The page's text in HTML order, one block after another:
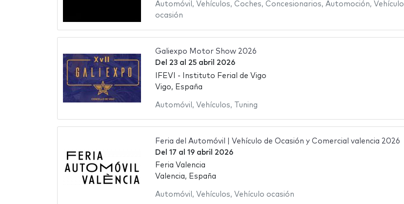
Automóvil , Vehículos, Coches, Concesionarios, Automoción, Vehículo
ocasión
Galiexpo Motor Show 2026
Del 23al 25 abril 2026
IFEVI - Instituto Ferial de Vigo
Vigo, España
Automóvil , Vehículos, Tuning
Feria del Automóvil | Vehículo de Ocasión y Comercial valencia 2026
Del 17 al 19 abril 2026
Feria Valencia
Valencia, España
Automóvil , Vehículos, Vehículo ocasión